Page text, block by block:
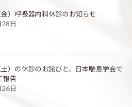
）呼吸器内科休診のお知らせ
日
）の休診のお詫びと、日本喘息学会で
報告
日